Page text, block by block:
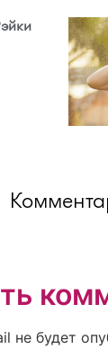
не будет